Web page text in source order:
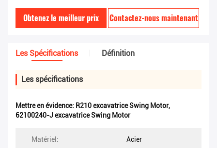
Obtenez le meilleur prix Contactez-nous maintenant
Les Spécifications Définition
Les spécifications
Mettre en évidence: R210 excavatrice Swing Motor,
62100240-J excavatrice Swing Motor
Matériel: Acier